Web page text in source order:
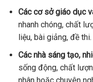
Các cơ sở giáo dục
nhanh chóng, chất
liệu, bài giảng, đề thi.
Các nhà sáng tạo,
sống động, chất
nhân hoặc chuyên